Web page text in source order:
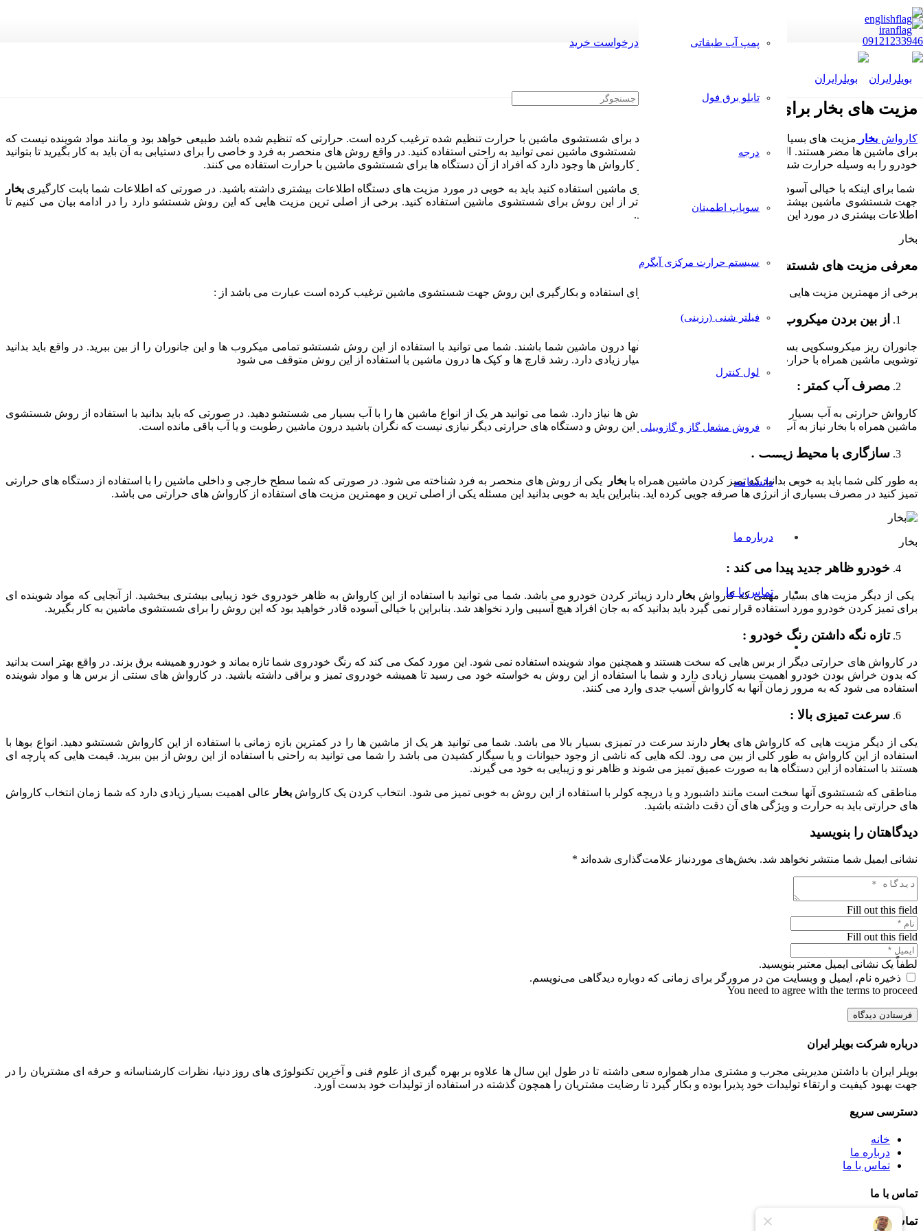
09121233946 پمپ آب طبقاتی
تابلو برق فول
درجه
سوپاپ اطمینان
سیستم حرارت مرکزی آبگرم
فیلتر شنی (رزینی)
لول کنترل
فروش مشعل گاز و گازوییلی
دانشنامه
درباره ما
تماس با ما
درخواست خرید
مزیت های بخار برای کارواش
کارواش بخار مزیت های بسیار زیادی برای ماشین دارد که افراد برای شستشوی ماشین با حرارت تنظیم شده ترغیب کرده است. حرارتی که تنظیم شده باشد طبیعی خواهد بود و مانند مواد شوینده نیست که
برای ماشین ها مضر هستند. البته که شما باید بدانید از این روش شستشوی ماشین نمی توانید به راحتی استفاده کنید. در واقع روش های منحصر به فرد و خاصی را برای دستیابی به آن باید به کار بگیرید تا بتوانید
خودرو را به وسیله حرارت شستشو دهید. دستگاه های خاصی در کارواش ها وجود دارد که افراد از آن دستگاه ها برای شستشوی ماشین با حرارت استفاده می کنند.
شما برای اینکه با خیالی آسوده از این دستگاه ها جهت شستشوی ماشین استفاده کنید باید به خوبی در مورد مزیت های دستگاه اطلاعات بیشتری داشته باشید. در صورتی که اطلاعات شما بابت کارگیری بخار
جهت شستشوی ماشین بیشتر باشد می توانید با خیالی آسوده تر از این روش برای شستشوی ماشین استفاده کنید. برخی از اصلی ترین مزیت هایی که این روش شستشو دارد را در ادامه بیان می کنیم تا
اطلاعات بیشتری در مورد این دستگاه های کارواش داشته باشید.
بخار
معرفی مزیت های شستشوی ماشین با بخار
برخی از مهمترین مزیت هایی که کارواش دارد و افراد را برای استفاده و بکارگیری این روش جهت شستشوی ماشین ترغیب کرده است عبارت می باشد از :
از بین بردن میکروب ها و قارچ ها :
جانوران ریز میکروسکوپی بسیار ریزی هستند که ممکن است آنها درون ماشین شما باشند. شما می توانید با استفاده از این روش شستشو تمامی میکروب ها و این جانوران را از بین ببرید. در واقع باید بدانید
توشویی ماشین همراه با حرارت دستگاه های ویژه مزیت های بسیار زیادی دارد. رشد قارچ ها و کپک ها درون ماشین با استفاده از این روش متوقف می شود
مصرف آب کمتر :
کارواش حرارتی به آب بسیار کمتری نسبت به دیگر نمونه کارواش ها نیاز دارد. شما می توانید هر یک از انواع ماشین ها را با آب بسیار می شستشو دهید. در صورتی که باید بدانید با استفاده از روش شستشوی
ماشین همراه با بخار نیاز به آب بیشتری دارید. شما با استفاده از این روش و دستگاه های حرارتی دیگر نیازی نیست که نگران باشید درون ماشین رطوبت و یا آب باقی مانده است.
سازگاری با محیط زیست :
به طور کلی شما باید به خوبی بدانید که تمیز کردن ماشین همراه بابخار
یکی از روش های منحصر به فرد شناخته می شود. در صورتی که شما سطح خارجی و داخلی ماشین را با استفاده از دستگاه های حرارتی
تمیز کنید در مصرف بسیاری از انرژی ها صرفه جویی کرده اید. بنابراین باید به خوبی بدانید این مسئله یکی از اصلی ترین و مهمترین مزیت های استفاده از کارواش های حرارتی می باشد.
بخار
خودرو ظاهر جدید پیدا می کند :
یکی از دیگر مزیت های بسیار مهمی که کارواش بخار دارد زیباتر کردن خودرو می باشد. شما می توانید با استفاده از این کارواش به ظاهر خودروی خود زیبایی بیشتری ببخشید. از آنجایی که مواد شوینده ای
برای تمیز کردن خودرو مورد استفاده قرار نمی گیرد باید بدانید که به جان افراد هیچ آسیبی وارد نخواهد شد. بنابراین با خیالی آسوده قادر خواهید بود که این روش را برای شستشوی ماشین به کار بگیرید.
تازه نگه داشتن رنگ خودرو :
در کارواش های حرارتی دیگر از برس هایی که سخت هستند و همچنین مواد شوینده استفاده نمی شود. این مورد کمک می کند که رنگ خودروی شما تازه بماند و خودرو همیشه برق بزند. در واقع بهتر است بدانید
که بدون خراش بودن خودرو اهمیت بسیار زیادی دارد و شما با استفاده از این روش به خواسته خود می رسید تا همیشه خودروی تمیز و براقی داشته باشید. در کارواش های سنتی از برس ها و مواد شوینده
استفاده می شود که به مرور زمان آنها به کارواش آسیب جدی وارد می کنند.
سرعت تمیزی بالا :
یکی از دیگر مزیت هایی که کارواش های بخار دارند سرعت در تمیزی بسیار بالا می باشد. شما می توانید هر یک از ماشین ها را در کمترین بازه زمانی با استفاده از این کارواش شستشو دهید. انواع بوها با
استفاده از این کارواش به طور کلی از بین می رود. لکه هایی که ناشی از وجود حیوانات و یا سیگار کشیدن می باشد را شما می توانید به راحتی با استفاده از این روش از بین ببرید. قیمت هایی که پارچه ای
هستند با استفاده از این دستگاه ها به صورت عمیق تمیز می شوند و ظاهر نو و زیبایی به خود می گیرند.
مناطقی که شستشوی آنها سخت است مانند داشبورد و یا دریچه کولر با استفاده از این روش به خوبی تمیز می شود. انتخاب کردن یک کارواشبخار
عالی اهمیت بسیار زیادی دارد که شما زمان انتخاب کارواش
های حرارتی باید به حرارت و ویژگی های آن دقت داشته باشید.
دیدگاهتان را بنویسید
نشانی ایمیل شما منتشر نخواهد شد. بخش‌های موردنیاز علامت‌گذاری شده‌اند *
Fill out this field
Fill out this field
لطفاً یک نشانی ایمیل معتبر بنویسید.
ذخیره نام، ایمیل و وبسایت من در مرورگر برای زمانی که دوباره دیدگاهی می‌نویسم.
You need to agree with the terms to proceed
فرستادن دیدگاه
درباره شرکت بویلر ایران
بویلر ایران با داشتن مدیریتی مجرب و مشتری مدار همواره سعی داشته تا در طول این سال ها علاوه بر بهره گیری از علوم فنی و آخرین تکنولوژی های روز دنیا، نظرات کارشناسانه و حرفه ای مشتریان را در
جهت بهبود کیفیت و ارتقاء تولیدات خود پذیرا بوده و بکار گیرد تا رضایت مشتریان را همچون گذشته در استفاده از تولیدات خود بدست آورد.
دسترسی سریع
خانه
درباره ما
تماس با ما
تماس با ما
تماس با ما